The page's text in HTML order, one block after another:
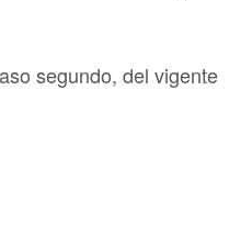
segundo, del vigente